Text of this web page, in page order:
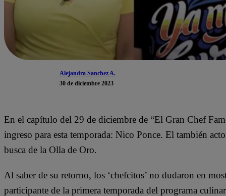
Alejandra Sanchez A.
30 de diciembre 2023
En el capítulo del 29 de diciembre de “El Gran Chef
ingreso para esta temporada: Nico Ponce. El también
busca de la Olla de Oro.
Al saber de su retorno, los ‘chefcitos’ no dudaron en
participante de la primera temporada del programa